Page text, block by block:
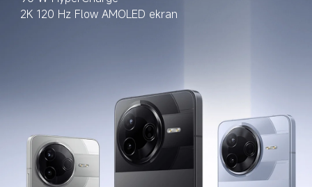
2K 120 Hz Flow AMOLED ekran